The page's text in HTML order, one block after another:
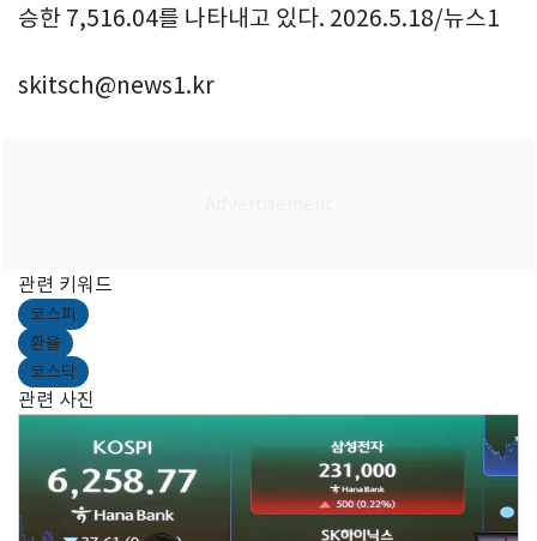
승한 7,516.04를 나타내고 있다. 2026.5.18/뉴스1
skitsch@news1.kr
관련 키워드
코스피
환율
코스닥
관련 사진